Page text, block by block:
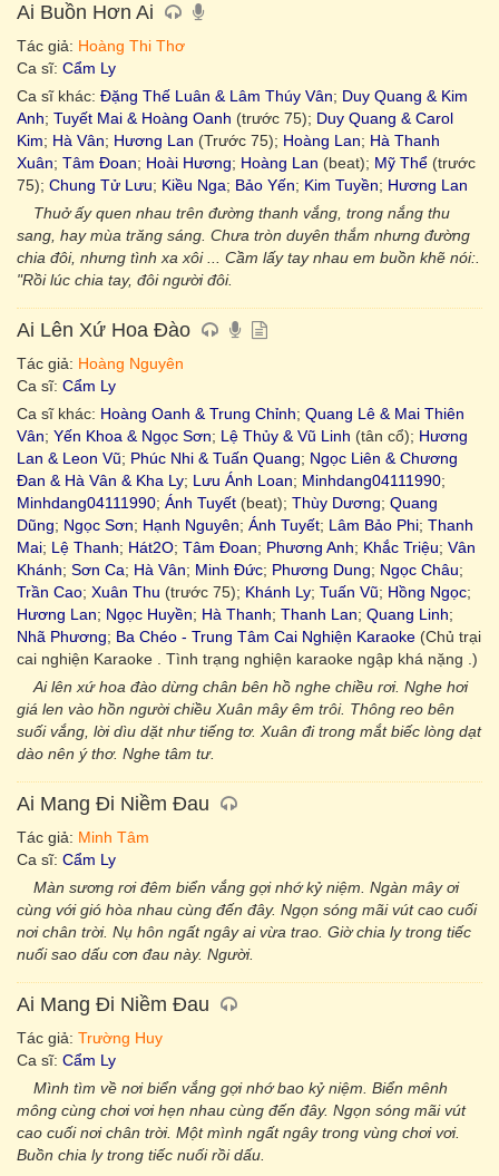
Ai Buồn Hơn Ai
Tác giả: Hoàng Thi Thơ
Ca sĩ: Cẩm Ly
Ca sĩ khác: Đặng Thế Luân & Lâm Thúy Vân; Duy Quang & Kim
Anh; Tuyết Mai & Hoàng Oanh (trước 75); Duy Quang & Carol
Kim; Hà Vân; Hương Lan (Trước 75); Hoàng Lan; Hà Thanh
Xuân; Tâm Đoan; Hoài Hương; Hoàng Lan (beat); Mỹ Thể (trước
75); Chung Tử Lưu; Kiều Nga; Bảo Yến; Kim Tuyền; Hương Lan
Thuở ấy quen nhau trên đường thanh vắng, trong nắng thu
sang, hay mùa trăng sáng. Chưa tròn duyên thắm nhưng đường
chia đôi, nhưng tình xa xôi ... Cầm lấy tay nhau em buồn khẽ nói:.
"Rồi lúc chia tay, đôi người đôi.
Ai Lên Xứ Hoa Đào
Tác giả: Hoàng Nguyên
Ca sĩ: Cẩm Ly
Ca sĩ khác: Hoàng Oanh & Trung Chỉnh; Quang Lê & Mai Thiên
Vân; Yến Khoa & Ngọc Sơn; Lệ Thủy & Vũ Linh (tân cổ); Hương
Lan & Leon Vũ; Phúc Nhi & Tuấn Quang; Ngọc Liên & Chương
Đan & Hà Vân & Kha Ly; Lưu Ánh Loan; Minhdang04111990;
Minhdang04111990; Ánh Tuyết (beat); Thùy Dương; Quang
Dũng; Ngọc Sơn; Hạnh Nguyên; Ánh Tuyết; Lâm Bảo Phi; Thanh
Mai; Lệ Thanh; Hát2O; Tâm Đoan; Phương Anh; Khắc Triệu; Vân
Khánh; Sơn Ca; Hà Vân; Minh Đức; Phương Dung; Ngọc Châu;
Trần Cao; Xuân Thu (trước 75); Khánh Ly; Tuấn Vũ; Hồng Ngọc;
Hương Lan; Ngọc Huyền; Hà Thanh; Thanh Lan; Quang Linh;
Nhã Phương; Ba Chéo - Trung Tâm Cai Nghiện Karaoke (Chủ trại
cai nghiện Karaoke . Tình trạng nghiện karaoke ngập khá nặng .)
Ai lên xứ hoa đào dừng chân bên hồ nghe chiều rơi. Nghe hơi
giá len vào hồn người chiều Xuân mây êm trôi. Thông reo bên
suối vắng, lời dìu dặt như tiếng tơ. Xuân đi trong mắt biếc lòng dạt
dào nên ý thơ. Nghe tâm tư.
Ai Mang Đi Niềm Đau
Tác giả: Minh Tâm
Ca sĩ: Cẩm Ly
Màn sương rơi đêm biển vắng gợi nhớ kỷ niệm. Ngàn mây ơi
cùng với gió hòa nhau cùng đến đây. Ngọn sóng mãi vút cao cuối
nơi chân trời. Nụ hôn ngất ngây ai vừa trao. Giờ chia ly trong tiếc
nuối sao dấu cơn đau này. Người.
Ai Mang Đi Niềm Đau
Tác giả: Trường Huy
Ca sĩ: Cẩm Ly
Mình tìm về nơi biển vắng gợi nhớ bao kỷ niệm. Biển mênh
mông cùng chơi vơi hẹn nhau cùng đến đây. Ngọn sóng mãi vút
cao cuối nơi chân trời. Một mình ngất ngây trong vùng chơi vơi.
Buồn chia ly trong tiếc nuối rồi dấu.